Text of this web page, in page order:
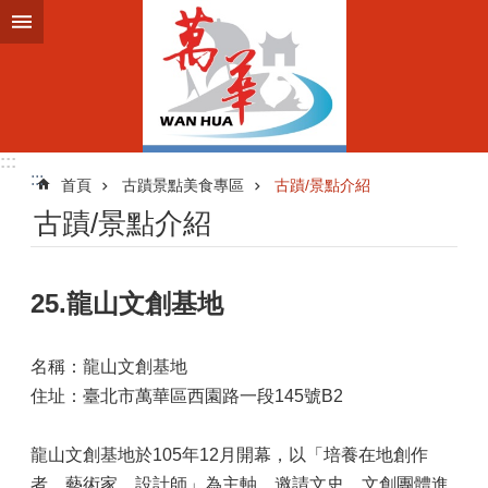
跳到主要內容區塊
:::
:::
首頁 古蹟景點美食專區 古蹟/景點介紹
古蹟/景點介紹
25.龍山文創基地
名稱：龍山文創基地
住址：臺北市萬華區西園路一段145號B2
龍山文創基地於105年12月開幕，以「培養在地創作
者、藝術家、設計師」為主軸，邀請文史、文創團體進